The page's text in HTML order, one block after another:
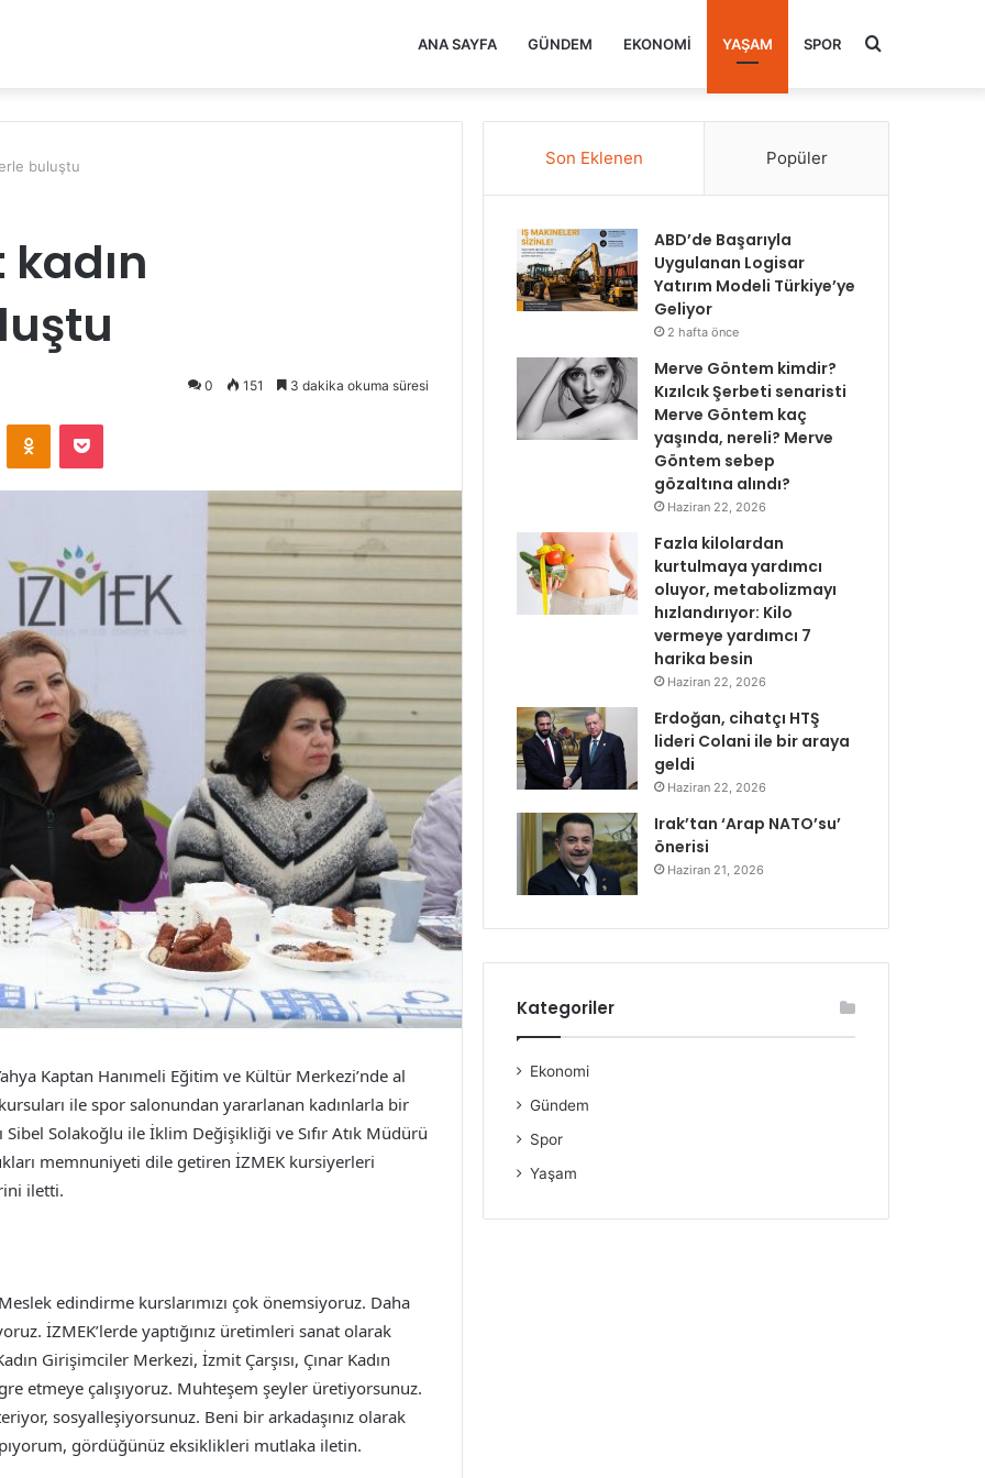
ANA SAYFA GÜNDEM EKONOMI YAŞAM SPOR Arama
buluştu
0 151 3 dakika okuma süresi
Odnoklassniki
Pocket
Kaptan Hanımeli Eğitim ve Kültür Merkezi’nde al
ile spor salonundan yararlanan kadınlarla bir
Sibel Solakoğlu ile İklim Değişikliği ve Sıfır Atık Müdürü
memnuniyeti dile getiren İZMEK kursiyerleri
iletti.
edindirme kurslarımızı çok önemsiyoruz. Daha
İZMEK’lerde yaptığınız üretimleri sanat olarak
Girişimciler Merkezi, İzmit Çarşısı, Çınar Kadın
etmeye çalışıyoruz. Muhteşem şeyler üretiyorsunuz.
sosyalleşiyorsunuz. Beni bir arkadaşınız olarak
gördüğünüz eksiklikleri mutlaka iletin.
Son Eklenen Popüler
ABD’de Başarıyla
Uygulanan Logisar
Yatırım Modeli Türkiye’ye
Geliyor
2 hafta önce
Merve Göntem kimdir?
Kızılcık Şerbeti senaristi
Merve Göntem kaç
yaşında, nereli? Merve
Göntem sebep
gözaltına alındı?
Haziran 22, 2026
Fazla kilolardan
kurtulmaya yardımcı
oluyor, metabolizmayı
hızlandırıyor: Kilo
vermeye yardımcı 7
harika besin
Haziran 22, 2026
Erdoğan, cihatçı HTŞ
lideri Colani ile bir araya
geldi
Haziran 22, 2026
Irak’tan ‘Arap NATO’su’
önerisi
Haziran 21, 2026
Kategoriler
Ekonomi
Gündem
Spor
Yaşam